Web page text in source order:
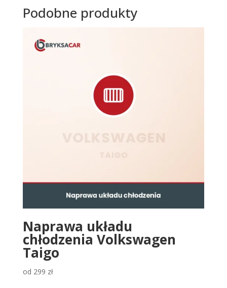
Podobne produkty
Naprawa układu
chłodzenia Volkswagen
Taigo
od 299 zł